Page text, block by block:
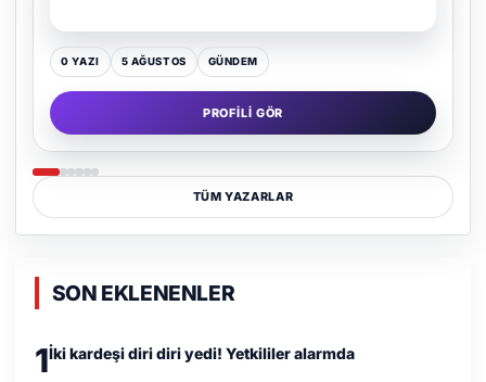
0 YAZI 16 TEMMUZ GÜNDEM
PROFILI GÖR
TÜM YAZARLAR
SON EKLENENLER
1İki kardeşi diri diri yedi! Yetkililer alarmda